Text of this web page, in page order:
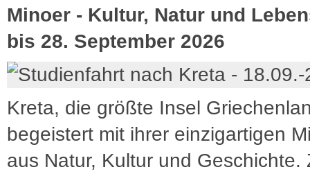
Minoer - Kultur, Natur und
bis 28. September 2026
Kreta, die größte Insel
begeistert mit ihrer einzigartigen
aus Natur, Kultur und Geschichte.